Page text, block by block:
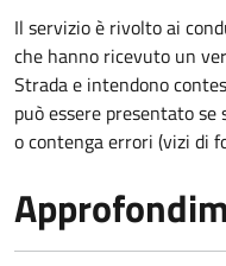
Il servizio è rivolto ai
che hanno ricevuto un
Strada e intendono
può essere presentato
o contenga errori (vizi di